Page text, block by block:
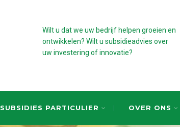
Wilt u dat we uw bedrijf helpen groeien en
ontwikkelen? Wilt u subsidieadvies over
uw investering of innovatie?
SUBSIDIES PARTICULIER OVER ONS